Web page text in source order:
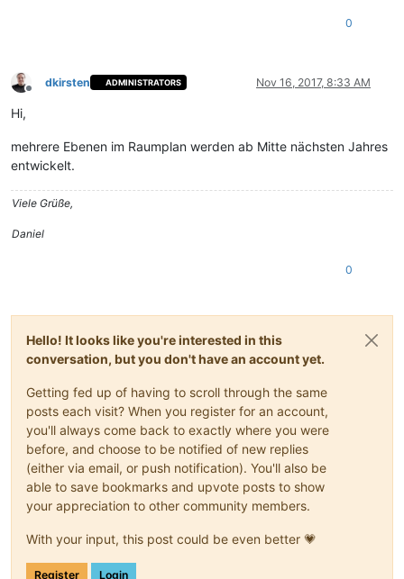
0
Offline
dkirsten ADMINISTRATORS Nov 16, 2017, 8:33 AM
Hi,
mehrere Ebenen im Raumplan werden ab Mitte nächsten Jahres
entwickelt.
Viele Grüße,
Daniel
0
Hello! It looks like you're interested in this
conversation, but you don't have an account yet.
Getting fed up of having to scroll through the same
posts each visit? When you register for an account,
you'll always come back to exactly where you were
before, and choose to be notified of new replies
(either via email, or push notification). You'll also be
able to save bookmarks and upvote posts to show
your appreciation to other community members.
With your input, this post could be even better 💗
Register Login